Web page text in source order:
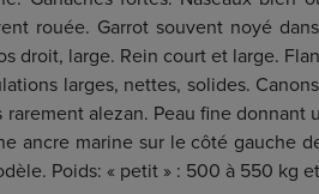
rouée. Garrot souvent noyé
droit, large. Rein court et large.
larges, nettes, solides.
alezan. Peau fine donnant
ancre marine sur le côté gauche
Poids: « petit » : 500 à 550 kg